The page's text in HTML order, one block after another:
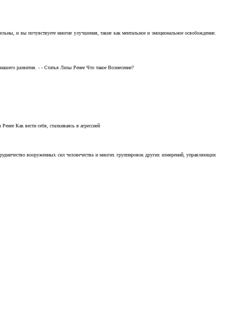
и вы почувствуете многие улучшения, такие как ментальное и эмоциональное освобождение.
развития. - - Статья Лизы Ренее Что такое Вознесение?
Как вести себя, сталкиваясь в агрессией
вооруженных сил человечества и многих группировок других измерений, управляющих